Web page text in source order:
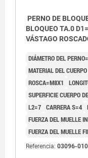
PERNO DE
BLOQUEO TA.0
VÁSTAGO
DIÁMETRO DEL
MATERIAL DEL
ROSCA=M8X1
SUPERFICIE CUERPO
L2=7 CARRERA S=4
FUERZA DEL MUELLE
FUERZA DEL MUELLE
Referencia: 03096-